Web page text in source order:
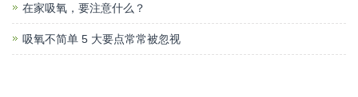
在家吸氧，要注意什么？
吸氧不简单 5 大要点常常被忽视